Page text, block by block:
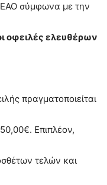
σύμφωνα με την
οφειλές ελευθέρων
πραγματοποιείται
Επιπλέον,
τελών και